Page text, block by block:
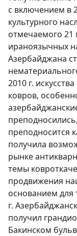
с включением в
культурного
отмечаемого 21
ираноязычных
Азербайджана
2010 г.
ковров,
преподносится
получила
рынке
темы
продвижения
основанием для
г.
получил
Бакинском